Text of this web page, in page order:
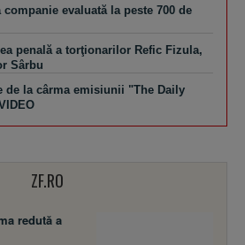
evaluată la peste 700 de
penală a torţionarilor Refic Fizula,
Sârbu
de la cârma emisiunii "The Daily
ZF.RO
redută a